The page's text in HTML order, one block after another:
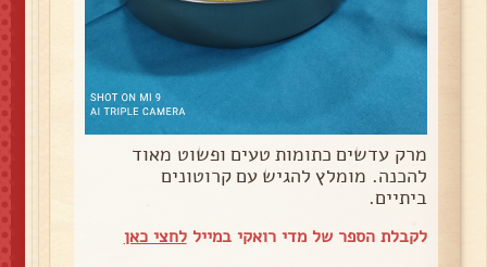
מרק עדשים כתומות טעים ופשוט מאוד
להכנה. מומלץ להגיש עם קרוטונים
ביתיים.
לקבלת הספר של מדי רואקי במייללחצי כאן